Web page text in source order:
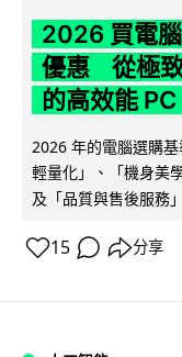
2026 買電
優惠 從極致
的高效能 PC
2026 年的電腦選購
輕量化」、「機身美
及「品質與售後服務
15 分享